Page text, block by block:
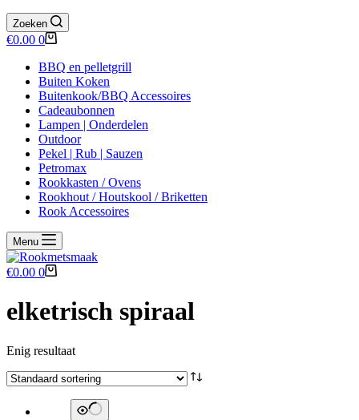
Zoeken
Winkelwagen
€0.00 0
BBQ en pelletgrill
Buiten Koken
Buitenkook/BBQ Accessoires
Cadeaubonnen
Lampen | Onderdelen
Outdoor
Pekel | Rub | Sauzen
Petromax
Rookkasten / Ovens
Rookhout / Houtskool / Briketten
Rook Accessoires
Menu
Winkelwagen
€0.00 0
elketrisch spiraal
Enig resultaat